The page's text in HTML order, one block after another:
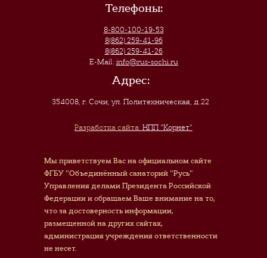
Телефоны:
8-800-100-19-53
8(862) 259-41-96
8(862) 259-41-26
E-Mail: info@rus-sochi.ru
Адрес:
354008, г. Сочи,ул. Политехническая, д.22
Разработка сайта: НПП "Корнет"
Мы приветствуем Вас на официальном сайте
ФГБУ "Объединённый санаторий "Русь"
Управления делами Президента Российской
Федерации и обращаем Ваше внимание на то,
что за достоверность информации,
размещенной на других сайтах,
администрация учреждения ответственности
не несет.